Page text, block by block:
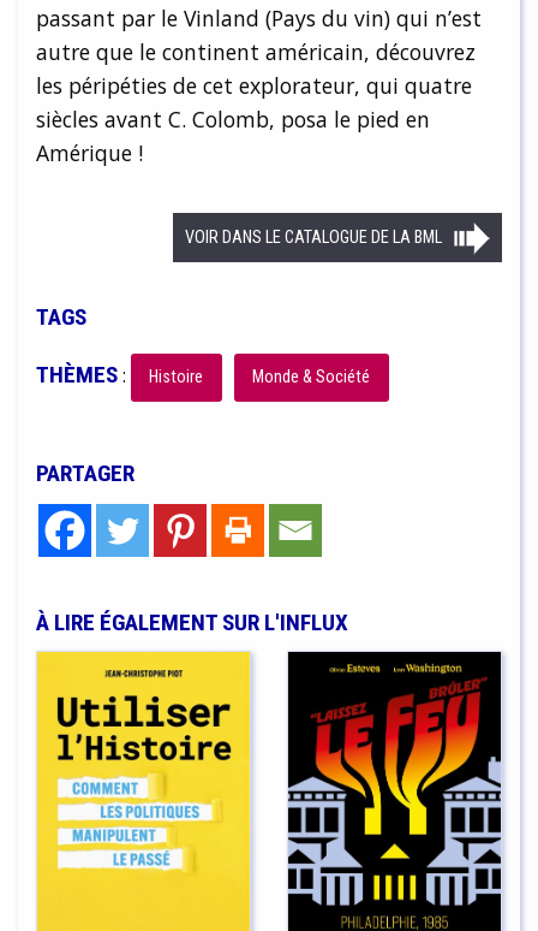
passant par le Vinland (Pays du vin) qui n’est
autre que le continent américain, découvrez
les péripéties de cet explorateur, qui quatre
siècles avant C. Colomb, posa le pied en
Amérique !
VOIR DANS LE CATALOGUE DE LA BML
TAGS
THÈMES: Histoire Monde & Société
PARTAGER
À LIRE ÉGALEMENT SUR L'INFLUX